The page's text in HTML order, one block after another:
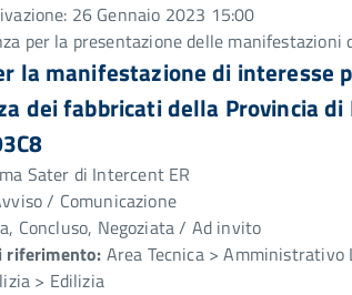
26 Gennaio 2023 15:00
per la presentazione delle
la manifestazione di interesse
dei fabbricati della Provincia
Sater di Intercent ER
/ Comunicazione
Concluso, Negoziata / Ad invito
riferimento: Area Tecnica > Amministrativo
> Edilizia